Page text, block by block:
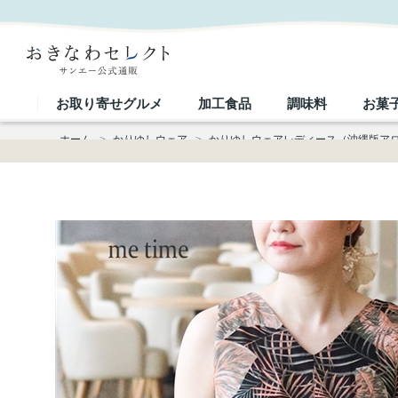
お取り寄せグルメ 加工食品 調味料 お菓
ホーム > かりゆしウェア > かりゆしウェアレディース（沖縄版ア